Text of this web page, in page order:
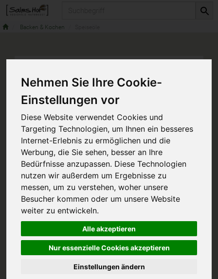
Nehmen Sie Ihre Cookie-
Einstellungen vor
Diese Website verwendet Cookies und
Targeting Technologien, um Ihnen ein besseres
Internet-Erlebnis zu ermöglichen und die
Werbung, die Sie sehen, besser an Ihre
Bedürfnisse anzupassen. Diese Technologien
nutzen wir außerdem um Ergebnisse zu
messen, um zu verstehen, woher unsere
Besucher kommen oder um unsere Website
weiter zu entwickeln.
Alle akzeptieren
Nur essenzielle Cookies akzeptieren
Einstellungen ändern
Backen & Kochen